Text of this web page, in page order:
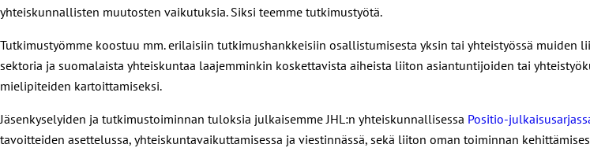
yhteiskunnallisten muutosten vaikutuksia. Siksi teemme tutkimustyötä.
Tutkimustyömme koostuu mm. erilaisiin tutkimushankkeisiin osallistumisesta yksin tai yhteistyössä muiden
sektoria ja suomalaista yhteiskuntaa laajemminkin koskettavista aiheista liiton asiantuntijoiden tai
mielipiteiden kartoittamiseksi.
Jäsenkyselyiden ja tutkimustoiminnan tuloksia julkaisemme JHL:n yhteiskunnallisessa Positio-
tavoitteiden asettelussa, yhteiskuntavaikuttamisessa ja viestinnässä, sekä liiton oman toiminnan